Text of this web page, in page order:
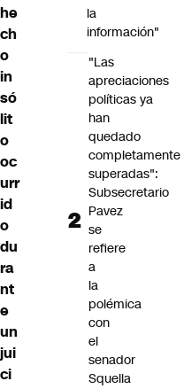
he
ch
o
in
só
lit
o
oc
urr
id
o
du
ra
nt
e
un
jui
ci
la
información"
"Las
apreciaciones
políticas ya
han
quedado
completamente
superadas":
Subsecretario
Pavez
se
refiere
a
la
polémica
con
el
senador
Squella